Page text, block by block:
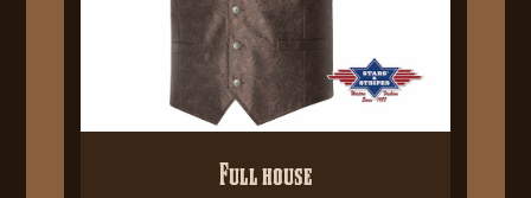
Full house